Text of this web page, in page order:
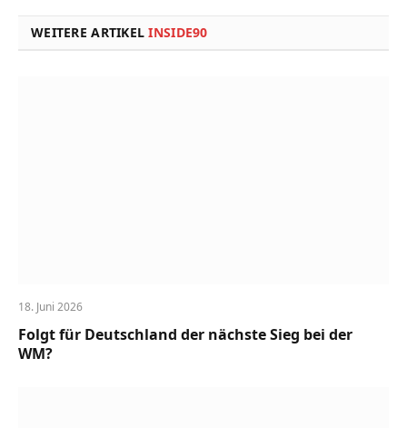
WEITERE ARTIKELINSIDE90
18. Juni 2026
Folgt für Deutschland der nächste Sieg bei der
WM?